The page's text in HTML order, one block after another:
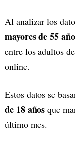
Al analizar los
mayores de 55
entre los adultos de
online.
Estos datos se
de 18 años que
último mes.